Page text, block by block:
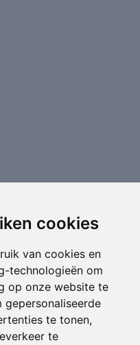
cookies
van cookies en
technologieën om
op onze website te
gepersonaliseerde
te tonen,
te